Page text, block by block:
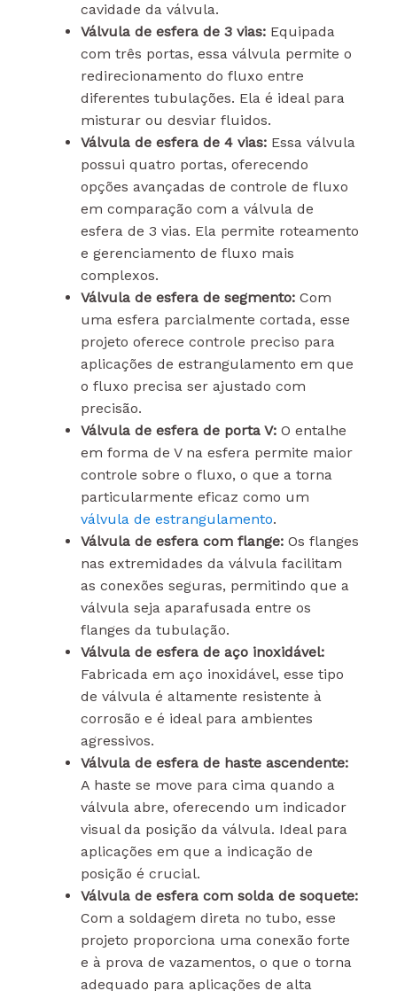
cavidade da válvula.
Válvula de esfera de 3 vias:Equipada
com três portas, essa válvula permite o
redirecionamento do fluxo entre
diferentes tubulações. Ela é ideal para
misturar ou desviar fluidos.
Válvula de esfera de 4 vias:Essa válvula
possui quatro portas, oferecendo
opções avançadas de controle de fluxo
em comparação com a válvula de
esfera de 3 vias. Ela permite roteamento
e gerenciamento de fluxo mais
complexos.
Válvula de esfera de segmento:Com
uma esfera parcialmente cortada, esse
projeto oferece controle preciso para
aplicações de estrangulamento em que
o fluxo precisa ser ajustado com
precisão.
Válvula de esfera de porta V:O entalhe
em forma de V na esfera permite maior
controle sobre o fluxo, o que a torna
particularmente eficaz como um
válvula de estrangulamento.
Válvula de esfera com flange:Os flanges
nas extremidades da válvula facilitam
as conexões seguras, permitindo que a
válvula seja aparafusada entre os
flanges da tubulação.
Válvula de esfera de aço inoxidável:
Fabricada em aço inoxidável, esse tipo
de válvula é altamente resistente à
corrosão e é ideal para ambientes
agressivos.
Válvula de esfera de haste ascendente:
A haste se move para cima quando a
válvula abre, oferecendo um indicador
visual da posição da válvula. Ideal para
aplicações em que a indicação de
posição é crucial.
Válvula de esfera com solda de soquete:
Com a soldagem direta no tubo, esse
projeto proporciona uma conexão forte
e à prova de vazamentos, o que o torna
adequado para aplicações de alta